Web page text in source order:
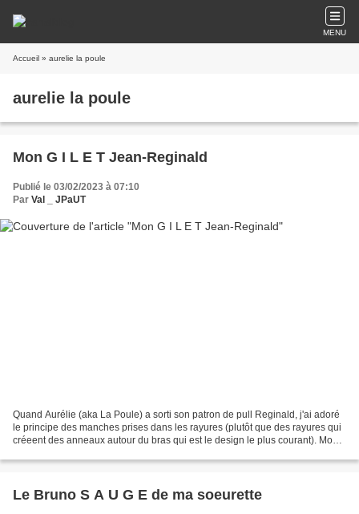
MENU
Accueil » aurelie la poule
aurelie la poule
Mon G I L E T Jean-Reginald
Publié le 03/02/2023 à 07:10
Par Val _ JPaUT
Quand Aurélie (aka La Poule) a sorti son patron de pull Reginald, j'ai adoré
le principe des manches prises dans les rayures (plutôt que des rayures qui
créeent des anneaux autour du bras qui est le design le plus courant). Mon
Le Bruno S A U G E de ma soeurette